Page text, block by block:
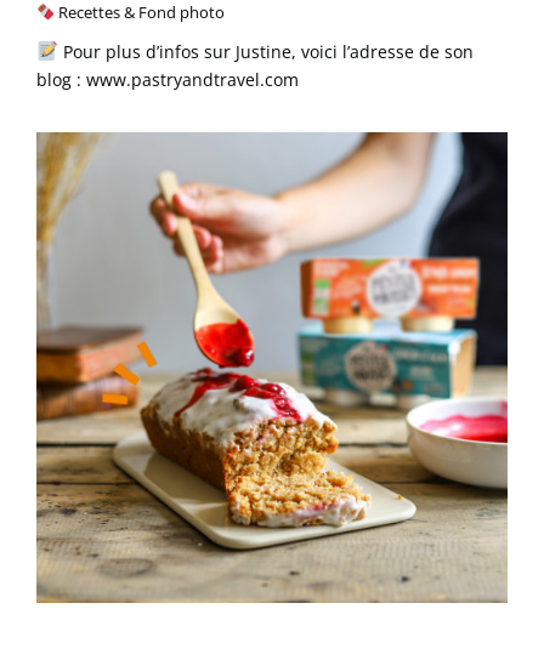
Recettes & Fond photo
Pour plus d’infos sur Justine, voici l’adresse de son
blog : www.pastryandtravel.com